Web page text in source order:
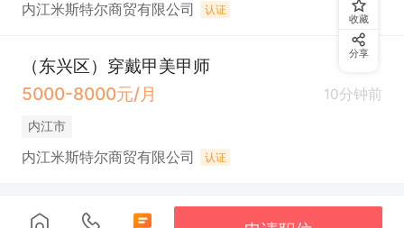
内江米斯特尔商贸有限公司 认证
（东兴区）穿戴甲美甲师
5000-8000元/月
10分钟前
内江市
内江米斯特尔商贸有限公司 认证
收藏
分享